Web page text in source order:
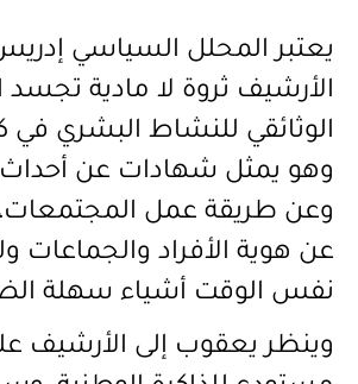
يعتبر المحلل السياسي
الأرشيف ثروة لا مادية تجسد
الوثائقي للنشاط البشري في
وهو يمثل شهادات عن
وعن طريقة عمل
عن هوية الأفراد والجماعات
نفس الوقت أشياء سهلة
وينظر يعقوب إلى الأرشيف